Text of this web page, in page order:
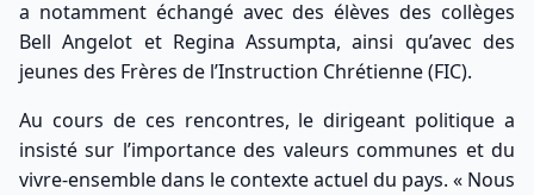
a notamment échangé avec des élèves des collèges
Bell Angelot et Regina Assumpta, ainsi qu’avec des
jeunes des Frères de l’Instruction Chrétienne (FIC).
Au cours de ces rencontres, le dirigeant politique a
insisté sur l’importance des valeurs communes et du
vivre-ensemble dans le contexte actuel du pays. « Nous